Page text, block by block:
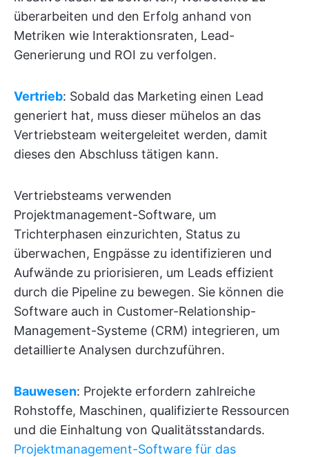
überarbeiten und den Erfolg anhand von
Metriken wie Interaktionsraten, Lead-
Generierung und ROI zu verfolgen.
Vertrieb: Sobald das Marketing einen Lead
generiert hat, muss dieser mühelos an das
Vertriebsteam weitergeleitet werden, damit
dieses den Abschluss tätigen kann.
Vertriebsteams verwenden
Projektmanagement-Software, um
Trichterphasen einzurichten, Status zu
überwachen, Engpässe zu identifizieren und
Aufwände zu priorisieren, um Leads effizient
durch die Pipeline zu bewegen. Sie können die
Software auch in Customer-Relationship-
Management-Systeme (CRM) integrieren, um
detaillierte Analysen durchzuführen.
Bauwesen: Projekte erfordern zahlreiche
Rohstoffe, Maschinen, qualifizierte Ressourcen
und die Einhaltung von Qualitätsstandards.
Projektmanagement-Software für das